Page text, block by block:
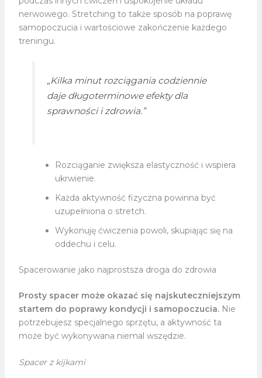
nerwowego. Stretching to także sposób na poprawę
samopoczucia i wartościowe zakończenie każdego
treningu.
„Kilka minut rozciągania codziennie
daje długoterminowe efekty dla
sprawności i zdrowia.”
Rozciąganie zwiększa elastyczność i wspiera
ukrwienie.
Każda aktywność fizyczna powinna być
uzupełniona o stretch.
Wykonuję ćwiczenia powoli, skupiając się na
oddechu i celu.
Spacerowanie jako najprostsza droga do zdrowia
Prosty spacer może okazać się najskuteczniejszym
startem do poprawy kondycji i samopoczucia.Nie
potrzebujesz specjalnego sprzętu, a aktywność ta
może być wykonywana niemal wszędzie.
Spacer z kijkami